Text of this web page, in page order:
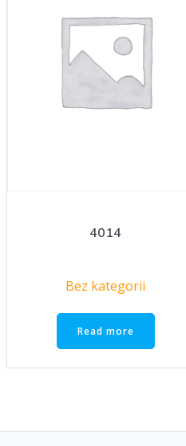
4014
Bez kategorii
Read more